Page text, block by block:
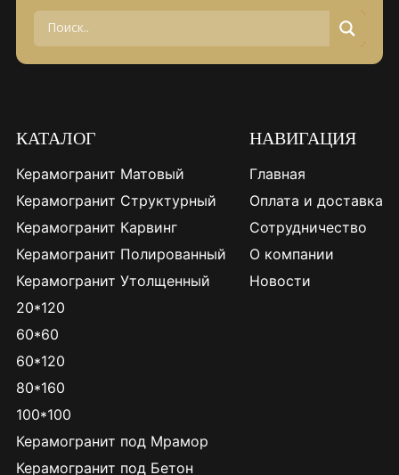
КАТАЛОГ
Керамогранит Матовый
Керамогранит Структурный
Керамогранит Карвинг
Керамогранит Полированный
Керамогранит Утолщенный
20*120
60*60
60*120
80*160
100*100
Керамогранит под Мрамор
Керамогранит под Бетон
НАВИГАЦИЯ
Главная
Оплата и доставка
Сотрудничество
О компании
Новости